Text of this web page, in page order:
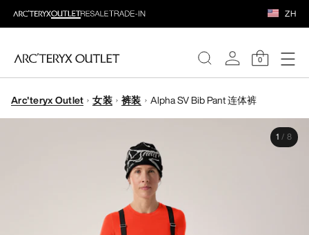
ZH
0
女装
Arc'teryx Outlet 女装 裤装 Alpha SV Bib Pant 连体裤
1 / 8